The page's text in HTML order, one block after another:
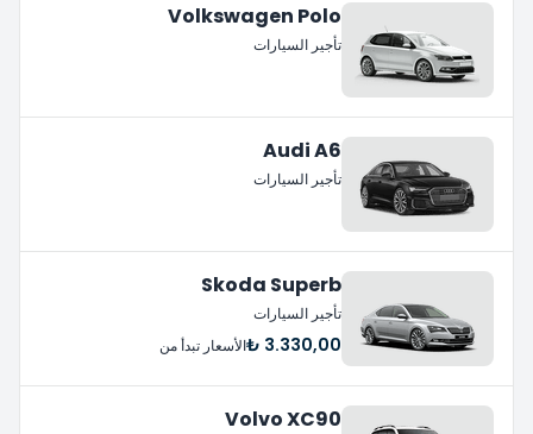
Volkswagen Polo
تأجير السيارات
Audi A6
تأجير السيارات
Skoda Superb
تأجير السيارات
3.330,00 ₺ الأسعار تبدأ من
Volvo XC90